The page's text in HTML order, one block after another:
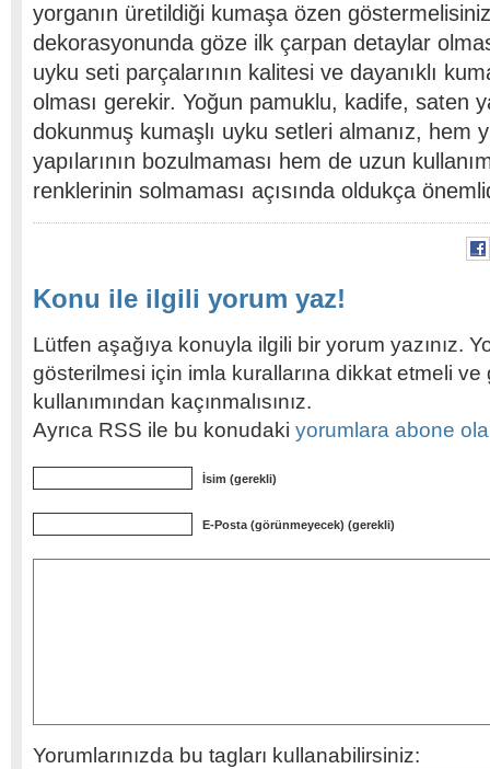
yorganın üretildiği kumaşa özen
dekorasyonunda göze ilk çarpan detaylar
uyku seti parçalarının kalitesi ve dayanıklı
olması gerekir. Yoğun pamuklu, kadife, saten
dokunmuş kumaşlı uyku setleri almanız, hem
yapılarının bozulmaması hem de uzun
renklerinin solmaması açısında oldukça
Konu ile ilgili yorum yaz!
Lütfen aşağıya konuyla ilgili bir yorum yazınız.
gösterilmesi için imla kurallarına dikkat etmeli
kullanımından kaçınmalısınız.
Ayrıca RSS ile bu konudaki yorumlara abone
İsim (gerekli)
E-Posta (görünmeyecek) (gerekli)
Yorumlarınızda bu tagları kullanabilirsiniz: